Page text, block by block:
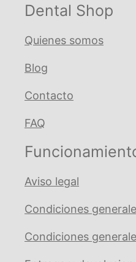
Dental Shop
Quienes somos
Blog
Contacto
FAQ
Aviso legal
Condiciones
Condiciones